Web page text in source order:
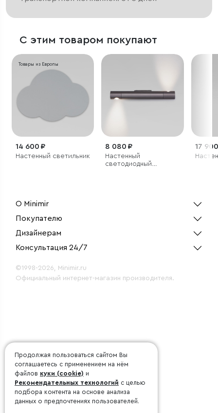
С этим товаром покупают
Товары из Европы
14 600 ₽
Настенный светильник
8 080 ₽
Настенный
светодиодный
17
О Minimir
Покупателю
Дизайнерам
Консультация 24/7
©1998-2026, Minimir.ru
Официальный интернет-магазин производителя.
Продолжая пользоваться сайтом Вы
соглашаетесь с применением на нём
файлов куки (cookie) и
Рекомендательных технологий с целью
подбора контента на основе анализа
данных о предпочтениях пользователей.